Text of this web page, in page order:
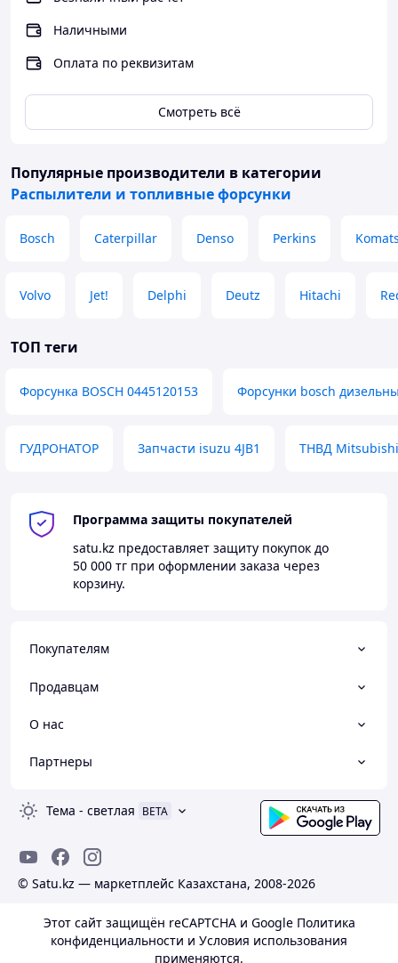
Наличными
Оплата по реквизитам
Смотреть всё
Популярные производители в категории
Распылители и топливные форсунки
Bosch Caterpillar Denso Perkins
Volvo Jet! Delphi Deutz Hitachi
ТОП теги
Форсунка BOSCH 0445120153 Форсунки bosch
ГУДРОНАТОР Запчасти isuzu 4JB1 ТНВД Mitsubishi
Программа защиты покупателей
satu.kz предоставляет защиту покупок до
50 000 тг при оформлении заказа через
корзину.
Покупателям
Продавцам
О нас
Партнеры
Тема - светлая BETA
© Satu.kz — маркетплейс Казахстана, 2008-2026
Этот сайт защищён reCAPTCHA и Google Политика
конфиденциальности и Условия использования
применяются.